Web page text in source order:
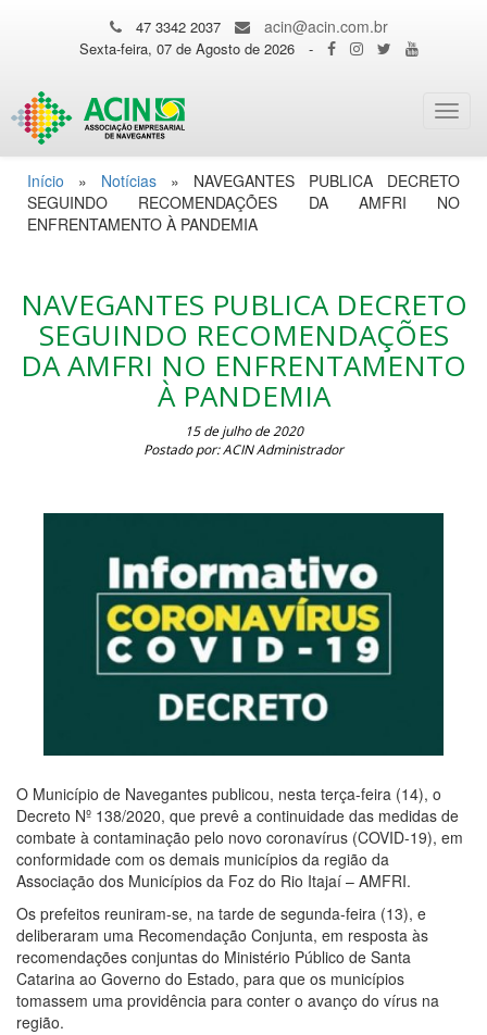
47 3342 2037 acin@acin.com.br
Sexta-feira, 07 de Agosto de 2026 -
Início » Notícias » NAVEGANTES PUBLICA DECRETO
SEGUINDO RECOMENDAÇÕES DA AMFRI NO
ENFRENTAMENTO À PANDEMIA
NAVEGANTES PUBLICA DECRETO
SEGUINDO RECOMENDAÇÕES
DA AMFRI NO ENFRENTAMENTO
À PANDEMIA
15 de julho de 2020
Postado por: ACIN Administrador
O Município de Navegantes publicou, nesta terça-feira (14), o
Decreto Nº 138/2020, que prevê a continuidade das medidas de
combate à contaminação pelo novo coronavírus (COVID-19), em
conformidade com os demais municípios da região da
Associação dos Municípios da Foz do Rio Itajaí – AMFRI.
Os prefeitos reuniram-se, na tarde de segunda-feira (13), e
deliberaram uma Recomendação Conjunta, em resposta às
recomendações conjuntas do Ministério Público de Santa
Catarina ao Governo do Estado, para que os municípios
tomassem uma providência para conter o avanço do vírus na
região.